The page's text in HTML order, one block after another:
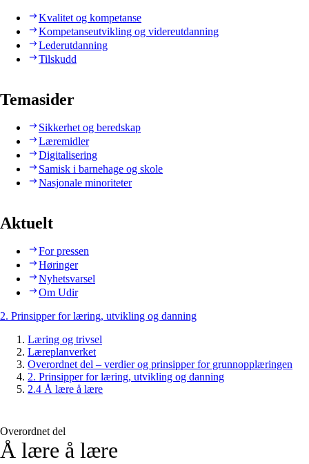
Kvalitet og kompetanse
Kompetanseutvikling og videreutdanning
Lederutdanning
Tilskudd
Temasider
Sikkerhet og beredskap
Læremidler
Digitalisering
Samisk i barnehage og skole
Nasjonale minoriteter
Aktuelt
For pressen
Høringer
Nyhetsvarsel
Om Udir
2. Prinsipper for læring, utvikling og danning
Læring og trivsel
Læreplanverket
Overordnet del – verdier og prinsipper for grunnopplæringen
2. Prinsipper for læring, utvikling og danning
2.4 Å lære å lære
Overordnet del
Å lære å lære